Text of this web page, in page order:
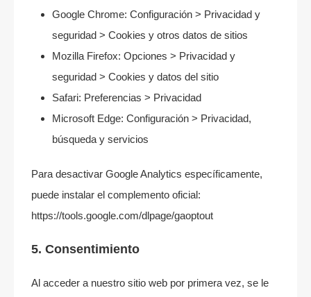
Google Chrome: Configuración > Privacidad y
seguridad > Cookies y otros datos de sitios
Mozilla Firefox: Opciones > Privacidad y
seguridad > Cookies y datos del sitio
Safari: Preferencias > Privacidad
Microsoft Edge: Configuración > Privacidad,
búsqueda y servicios
Para desactivar Google Analytics específicamente,
puede instalar el complemento oficial:
https://tools.google.com/dlpage/gaoptout
5. Consentimiento
Al acceder a nuestro sitio web por primera vez, se le